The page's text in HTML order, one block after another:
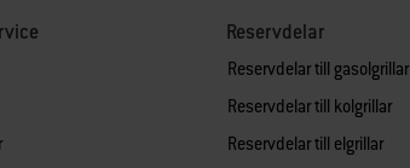
Reservdelar
Reservdelar till gasolgrillar
Reservdelar till kolgrillar
Reservdelar till elgrillar